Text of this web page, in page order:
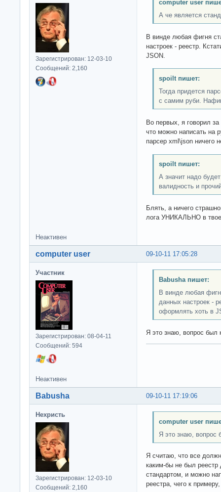
Зарегистрирован: 12-03-10
Сообщений: 2,160
computer user
А че является
В винде любая фигня
настроек - реестр.
JSON.
spoilt пишет:
Тогда придется
с самим руби.
Во первых, я говорил
что можно написать на
парсер xml\json ничего
spoilt пишет:
А значит надо
валидность и
Блять, а ничего
лога УНИКАЛЬНО в
Неактивен
09-10-11 17:05:28
computer user
Участник
Зарегистрирован: 08-04-11
Сообщений: 594
Babusha пишет:
В винде любая
данных настроек -
оформлять хоть в
Я это знаю, вопрос был
Неактивен
09-10-11 17:19:06
Babusha
Нехристь
Зарегистрирован: 12-03-10
Сообщений: 2,160
computer user
Я это знаю, вопрос
Я считаю, что все
каким-бы не был
стандартом, и можно
реестра, чего к